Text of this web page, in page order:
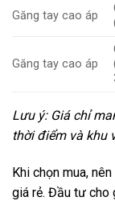
Găng tay cao áp
Găng tay cao áp
Lưu ý: Giá chỉ
thời điểm và khu
Khi chọn mua,
giá rẻ. Đầu tư cho